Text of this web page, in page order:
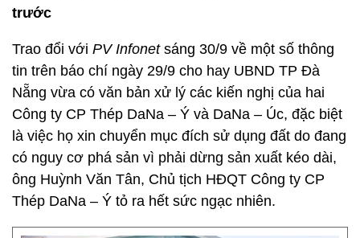
trước
Trao đổi với PV Infonetsáng 30/9 về một số thông
tin trên báo chí ngày 29/9 cho hay UBND TP Đà
Nẵng vừa có văn bản xử lý các kiến nghị của hai
Công ty CP Thép DaNa – Ý và DaNa – Úc, đặc biệt
là việc họ xin chuyển mục đích sử dụng đất do đang
có nguy cơ phá sản vì phải dừng sản xuất kéo dài,
ông Huỳnh Văn Tân, Chủ tịch HĐQT Công ty CP
Thép DaNa – Ý tỏ ra hết sức ngạc nhiên.